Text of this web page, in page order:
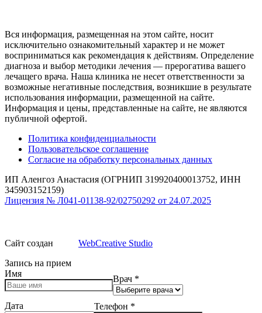
Вся информация, размещенная на этом сайте, носит
исключительно ознакомительный характер и не может
восприниматься как рекомендация к действиям. Определение
диагноза и выбор методики лечения — прерогатива вашего
лечащего врача. Наша клиника не несет ответственности за
возможные негативные последствия, возникшие в результате
использования информации, размещенной на сайте.
Информация и цены, представленные на сайте, не являются
публичной офертой.
Политика конфиденциальности
Пользовательское соглашение
Согласие на обработку персональных данных
ИП Аленгоз Анастасия (ОГРНИП 319920400013752, ИНН
345903152159)
Лицензия № Л041-01138-92/02750292 от 24.07.2025
Запись на прием
Имя
Дата Телефон*